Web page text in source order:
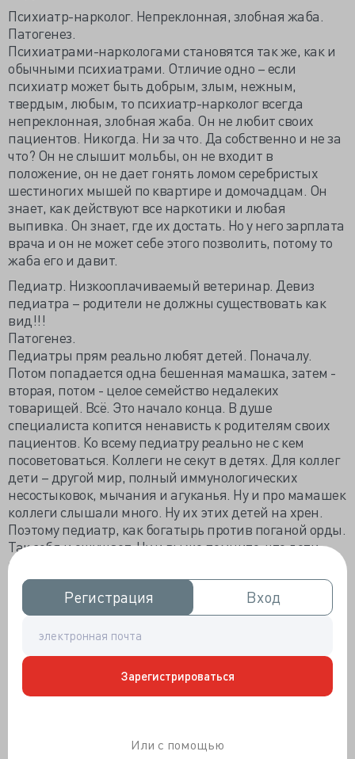
Регистрация
Регистрация Вход
Вход
Зарегистрироваться
Или с помощью
Психиатр-нарколог. Непреклонная, злобная жаба.
Патогенез.
Психиатрами-наркологами становятся так же, как и
обычными психиатрами. Отличие одно – если
психиатр может быть добрым, злым, нежным,
твердым, любым, то психиатр-нарколог всегда
непреклонная, злобная жаба. Он не любит своих
пациентов. Никогда. Ни за что. Да собственно и не за
что? Он не слышит мольбы, он не входит в
положение, он не дает гонять ломом серебристых
шестиногих мышей по квартире и домочадцам. Он
знает, как действуют все наркотики и любая
выпивка. Он знает, где их достать. Но у него зарплата
врача и он не может себе этого позволить, потому то
жаба его и давит.
Педиатр. Низкооплачиваемый ветеринар. Девиз
педиатра – родители не должны существовать как
вид!!!
Патогенез.
Педиатры прям реально любят детей. Поначалу.
Потом попадается одна бешенная мамашка, затем -
вторая, потом - целое семейство недалеких
товарищей. Всё. Это начало конца. В душе
специалиста копится ненависть к родителям своих
пациентов. Ко всему педиатру реально не с кем
посоветоваться. Коллеги не секут в детях. Для коллег
дети – другой мир, полный иммунологических
несостыковок, мычания и агуканья. Ну и про мамашек
коллеги слышали много. Ну их этих детей на хрен.
Поэтому педиатр, как богатырь против поганой орды.
Так себя и ощущает. Ну и вы же помните, что дети
могут заебать кого угодно, особенно, если их
правильно настроили дома: «Тебе доктор укол
сделает, вырвет тебе зуб, разрежет и не зашьет…».
Вылечив очередного бессловесного пациента, этот
доктор не ждет платы, лишь бы отстали. И да,
что все проблемы от них. Нет акушеров – нет детей –
нет проблем. Незамысловатая, но очевидная цепочка.
Физиотерапевтами становятся так. Хирургия –